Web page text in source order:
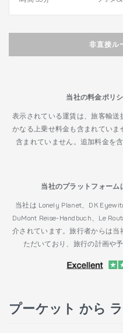
非直接ル
当社の料金ポリ
表示されている運賃は、旅客輸
かなる上乗せ料金も含まれてい
含まれていません。追加料金を
当社のプラットフォーム
当社は Lonely Planet、DK
DuMont Reise-Handbuch、Le
介されています。旅行者からは
ただいており、旅行の計画や
プーケット から